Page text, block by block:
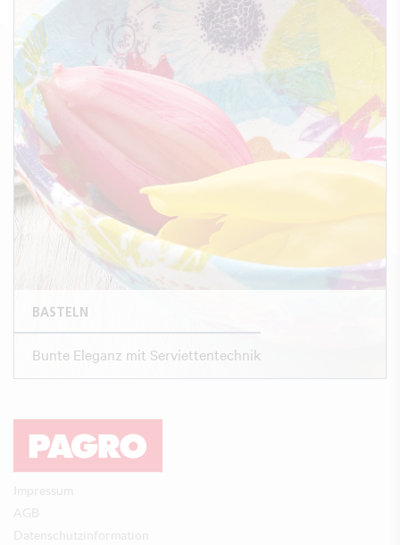
BASTELN
Bunte Eleganz mit Serviettentechnik
Impressum
AGB
Datenschutzinformation